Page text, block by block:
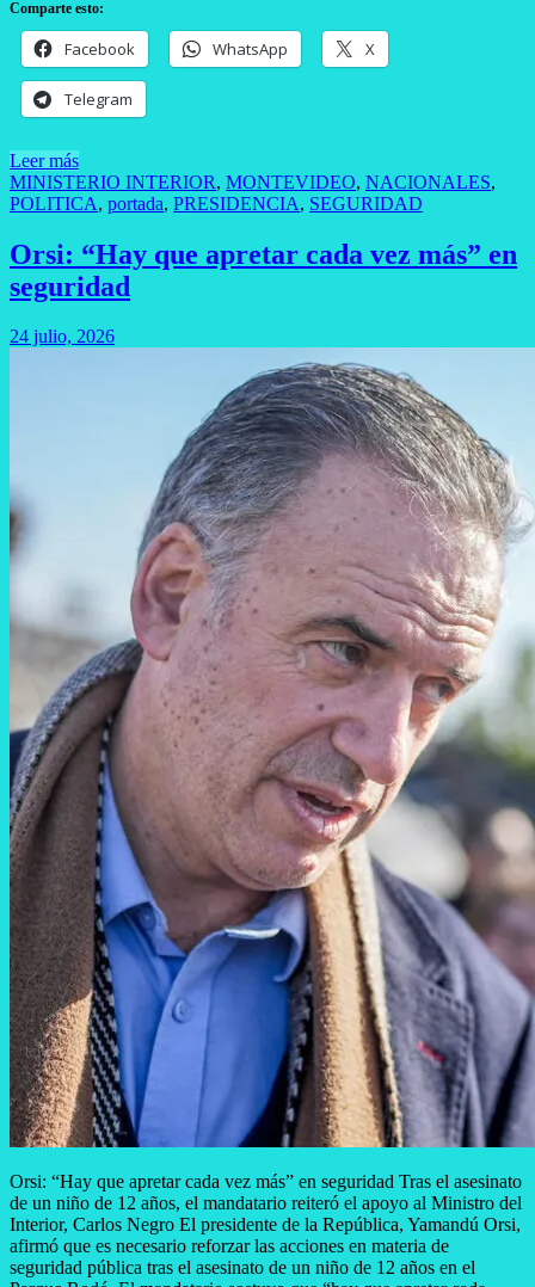
Comparte esto:
Facebook WhatsApp X
Telegram
Leer más
MINISTERIO INTERIOR, MONTEVIDEO, NACIONALES,
POLITICA, portada, PRESIDENCIA, SEGURIDAD
Orsi: “Hay que apretar cada vez más” en
seguridad
24 julio, 2026
Orsi: “Hay que apretar cada vez más” en seguridad Tras el asesinato
de un niño de 12 años, el mandatario reiteró el apoyo al Ministro del
Interior, Carlos Negro El presidente de la República, Yamandú Orsi,
afirmó que es necesario reforzar las acciones en materia de
seguridad pública tras el asesinato de un niño de 12 años en el